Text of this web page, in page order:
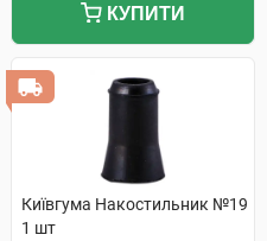
КУПИТИ
Київгума Накостильник №19
1 шт